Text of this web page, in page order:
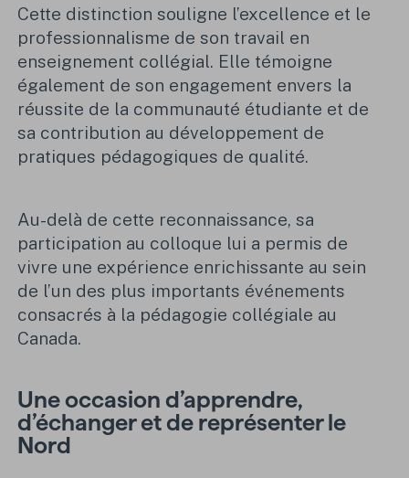
Cette distinction souligne l’excellence et le
professionnalisme de son travail en
enseignement collégial. Elle témoigne
également de son engagement envers la
réussite de la communauté étudiante et de
sa contribution au développement de
pratiques pédagogiques de qualité.
Au-delà de cette reconnaissance, sa
participation au colloque lui a permis de
vivre une expérience enrichissante au sein
de l’un des plus importants événements
consacrés à la pédagogie collégiale au
Canada.
Une occasion d’apprendre,
d’échanger et de représenter le
Nord